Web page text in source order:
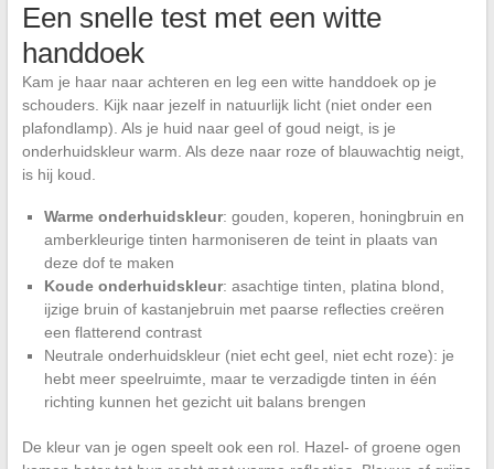
Een snelle test met een witte
handdoek
Kam je haar naar achteren en leg een witte handdoek op je
schouders. Kijk naar jezelf in natuurlijk licht (niet onder een
plafondlamp). Als je huid naar geel of goud neigt, is je
onderhuidskleur warm. Als deze naar roze of blauwachtig neigt,
is hij koud.
Warme onderhuidskleur: gouden, koperen, honingbruin en
amberkleurige tinten harmoniseren de teint in plaats van
deze dof te maken
Koude onderhuidskleur: asachtige tinten, platina blond,
ijzige bruin of kastanjebruin met paarse reflecties creëren
een flatterend contrast
Neutrale onderhuidskleur (niet echt geel, niet echt roze): je
hebt meer speelruimte, maar te verzadigde tinten in één
richting kunnen het gezicht uit balans brengen
De kleur van je ogen speelt ook een rol. Hazel- of groene ogen